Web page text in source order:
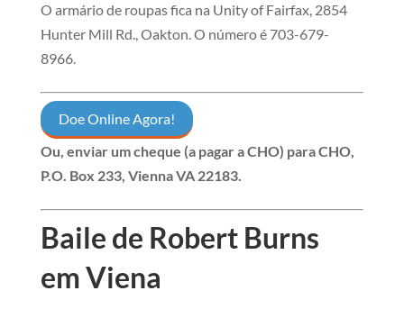
O armário de roupas fica na Unity of Fairfax, 2854
Hunter Mill Rd., Oakton. O número é 703-679-
8966.
Doe Online Agora!
Ou, enviar um cheque (a pagar a CHO) paraCHO,
P.O. Box 233, Vienna VA 22183.
Baile de Robert Burns
em Viena